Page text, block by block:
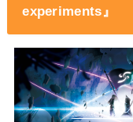
experiments』